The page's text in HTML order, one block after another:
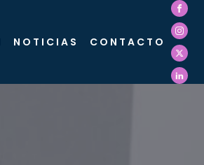
NOTICIAS CONTACTO